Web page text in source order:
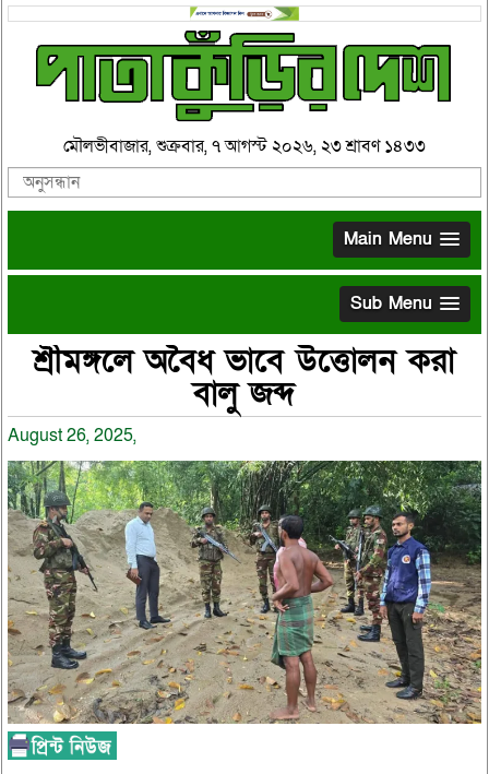
মৌলভীবাজার, শুক্রবার, ৭ আগস্ট ২০২৬, ২৩ শ্রাবণ ১৪৩৩
Main Menu
Sub Menu
শ্রীমঙ্গলে অবৈধ ভাবে উত্তোলন করা
বালু জব্দ
August 26, 2025,